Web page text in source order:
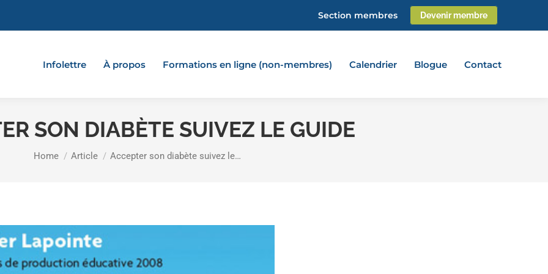
Section membres Devenir membre
Infolettre À propos Formations en ligne (non-membres) Calendrier Blogue Contact
SON DIABÈTE SUIVEZ LE GUIDE
You are here:
Home Article Accepter son diabète suivez le…